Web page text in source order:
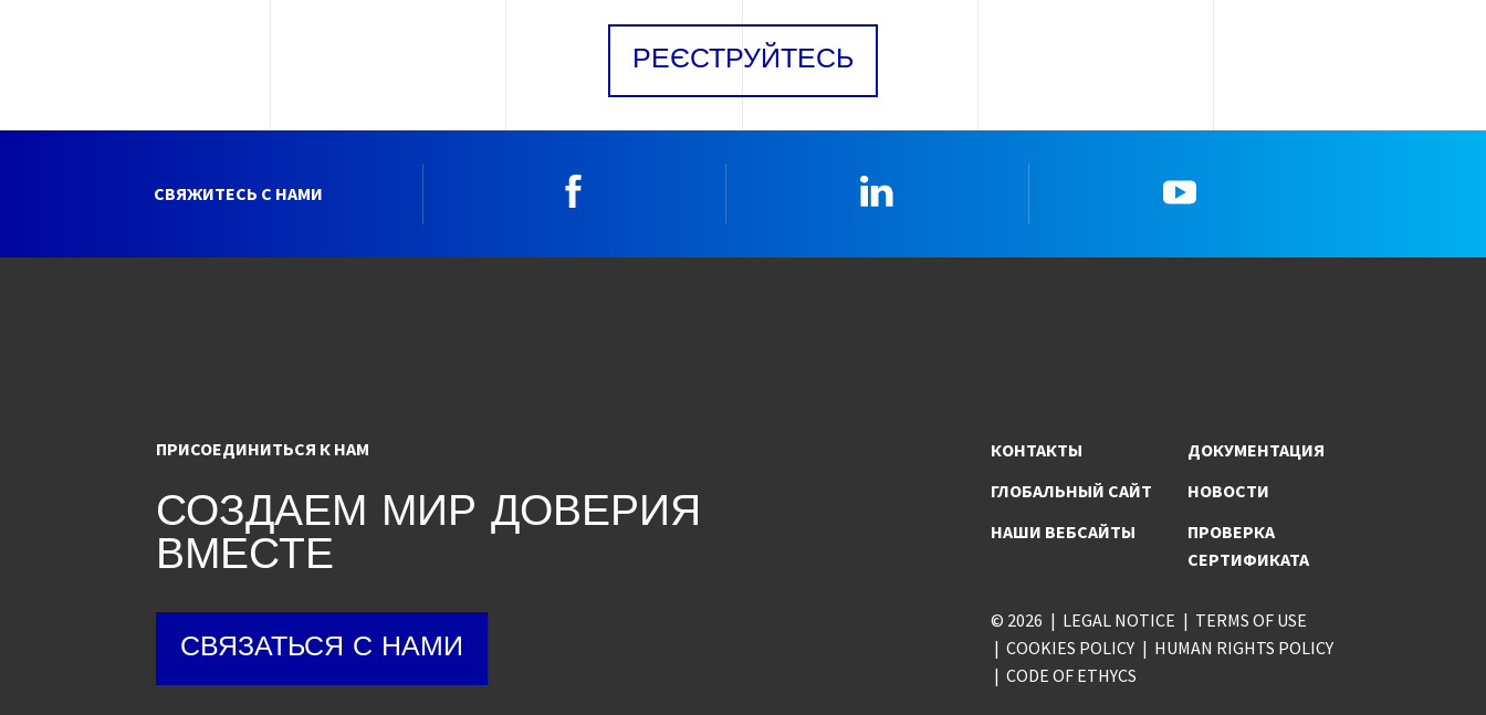
РЕЄСТРУЙТЕСЬ
СВЯЖИТЕСЬ С НАМИ
ПРИСОЕДИНИТЬСЯ К НАМ
СОЗДАЕМ МИР ДОВЕРИЯ
ВМЕСТЕ
СВЯЗАТЬСЯ С НАМИ
КОНТАКТЫ
ГЛОБАЛЬНЫЙ САЙТ
НАШИ ВЕБСАЙТЫ
ДОКУМЕНТАЦИЯ
НОВОСТИ
ПРОВЕРКА
СЕРТИФИКАТА
© 2026 LEGAL NOTICE
TERMS OF USE
COOKIES POLICY
HUMAN RIGHTS POLICY
CODE OF ETHYCS